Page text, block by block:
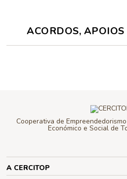
ACORDOS, APOIOS
Cooperativa de
Económico e Social de
A CERCITOP